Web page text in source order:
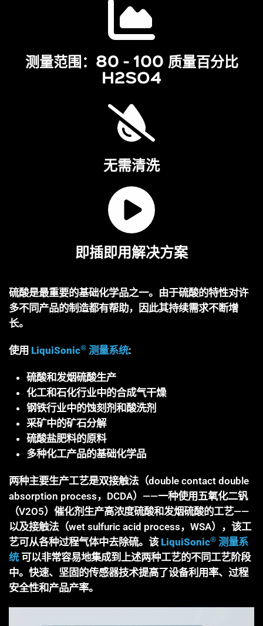
测量范围：80 - 100 质量百分比
H2SO4
无需清洗
即插即用解决方案
硫酸是最重要的基础化学品之一。由于硫酸的特性对许
多不同产品的制造都有帮助，因此其持续需求不断增
长。
使用 LiquiSonic® 测量系统:
硫酸和发烟硫酸生产
化工和石化行业中的合成气干燥
钢铁行业中的蚀刻剂和酸洗剂
采矿中的矿石分解
硫酸盐肥料的原料
多种化工产品的基础化学品
两种主要生产工艺是双接触法（double contact double
absorption process，DCDA）——一种使用五氧化二钒
（V2O5）催化剂生产高浓度硫酸和发烟硫酸的工艺——
以及接触法（wet sulfuric acid process，WSA），该工
艺可从各种过程气体中去除硫。该 LiquiSonic® 测量系
统 可以非常容易地集成到上述两种工艺的不同工艺阶段
中。快速、坚固的传感器技术提高了设备利用率、过程
安全性和产品产率。